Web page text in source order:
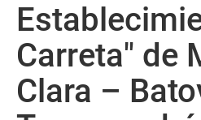
Carreta" de
Clara –